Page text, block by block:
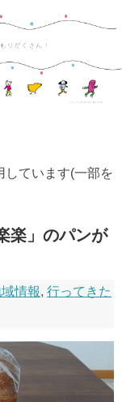
しています(一部を
楽」のパンが
情報,行ってきた